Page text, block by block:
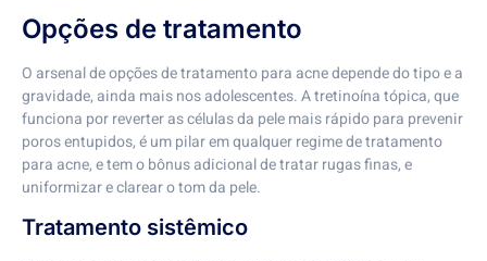
Opções de tratamento
O arsenal de opções de tratamento para acne depende do tipo e a
gravidade, ainda mais nos adolescentes. A tretinoína tópica, que
funciona por reverter as células da pele mais rápido para prevenir
poros entupidos, é um pilar em qualquer regime de tratamento
para acne, e tem o bônus adicional de tratar rugas finas, e
uniformizar e clarear o tom da pele.
Tratamento sistêmico